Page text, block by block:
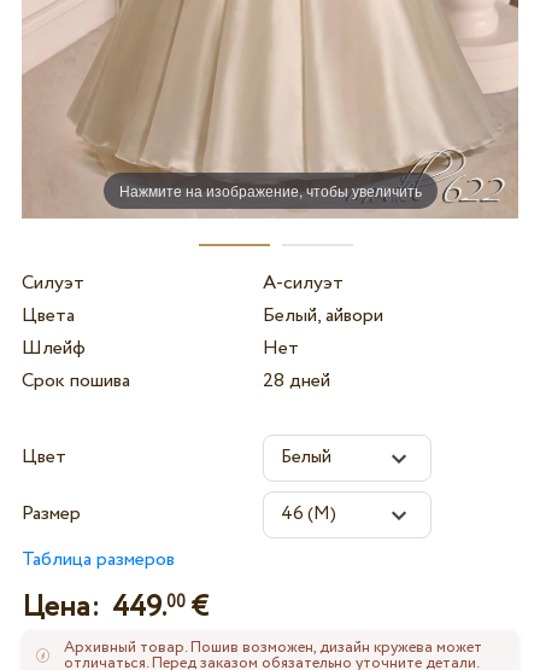
Нажмите на изображение, чтобы увеличить
Силуэт
А-силуэт
Цвета
Белый, айвори
Шлейф
Нет
Срок пошива
28 дней
Цвет
Размер
Таблица размеров
Цена: 449.00€
Архивный товар. Пошив возможен, дизайн кружева может
отличаться. Перед заказом обязательно уточните детали.